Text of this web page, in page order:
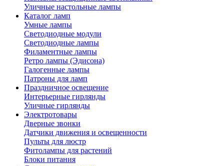
Уличные настольные лампы
Каталог ламп
Умные лампы
Светодиодные модули
Светодиодные лампы
Филаментные лампы
Ретро лампы (Эдисона)
Галогенные лампы
Патроны для ламп
Праздничное освещение
Интерьерные гирлянды
Уличные гирлянды
Электротовары
Дверные звонки
Датчики движения и освещенности
Пульты для люстр
Фитолампы для растений
Блоки питания